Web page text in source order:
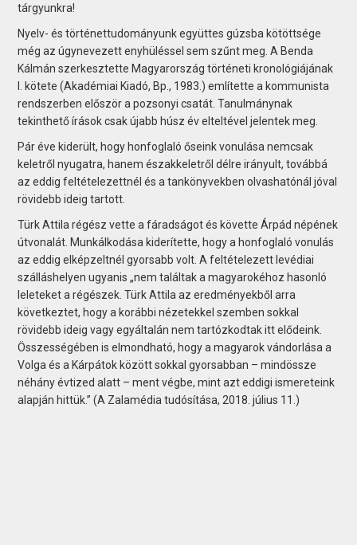
tárgyunkra!
Nyelv- és történettudományunk együttes gúzsba kötöttsége
még az úgynevezett enyhüléssel sem szűnt meg. A Benda
Kálmán szerkesztette Magyarország történeti kronológiá­jának
I. kötete (Akadémiai Kiadó, Bp., 1983.) említette a kommunista
rendszerben először a pozsonyi csatát. Tanulmánynak
tekinthető írások csak újabb húsz év elteltével jelentek meg.
Pár éve kiderült, hogy honfoglaló őseink vonulása nemcsak
keletről nyugatra, hanem északkeletről délre irányult, továbbá
az eddig feltételezettnél és a tankönyvekben olvashatónál jóval
rövidebb ideig tartott.
Türk Attila régész vette a fáradságot és követte Árpád népének
útvonalát. Munkálkodása kiderítette, hogy a honfoglaló vonulás
az eddig elképzeltnél gyorsabb volt. A feltételezett levédiai
szálláshelyen ugyanis „nem találtak a magyarokéhoz hasonló
leleteket a régészek. Türk Attila az eredményekből arra
következtet, hogy a korábbi nézetekkel szemben sokkal
rövidebb ideig vagy egyáltalán nem tartózkodtak itt elődeink.
Összességében is elmondható, hogy a magyarok vándorlása a
Volga és a Kárpátok között sokkal gyorsabban – mindössze
néhány évtized alatt – ment végbe, mint azt eddigi ismereteink
alapján hittük.” (A Zalamédia tudósítása, 2018. július 11.)